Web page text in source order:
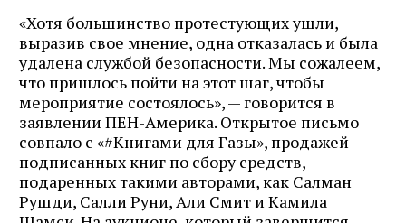
«Хотя большинство протестующих ушли,
выразив свое мнение, одна отказалась и была
удалена службой безопасности. Мы сожалеем,
что пришлось пойти на этот шаг, чтобы
мероприятие состоялось», — говорится в
заявлении ПЕН-Америка. Открытое письмо
совпало с «#Книгами для Газы», продажей
подписанных книг по сбору средств,
подаренных такими авторами, как Салман
Рушди, Салли Руни, Али Смит и Камила